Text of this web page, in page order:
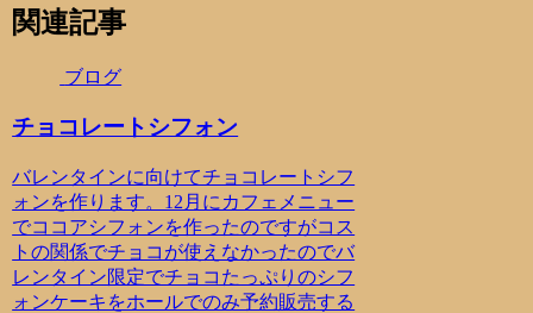
関連記事
ブログ
チョコレートシフォン
バレンタインに向けてチョコレートシフ
ォンを作ります。12月にカフェメニュー
でココアシフォンを作ったのですがコス
トの関係でチョコが使えなかったのでバ
レンタイン限定でチョコたっぷりのシフ
ォンケーキをホールでのみ予約販売する